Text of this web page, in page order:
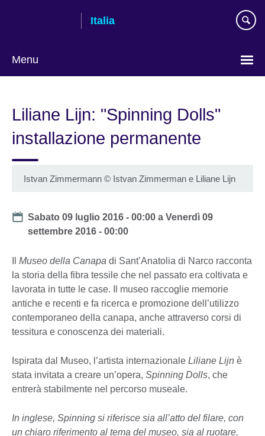
Italia
Menu
Liliane Lijn: "Spinning Dolls"
installazione permanente
Istvan Zimmermann © Istvan Zimmerman e Liliane Lijn
Date
Sabato 09 luglio 2016 - 00:00 aVenerdì 09
settembre 2016 - 00:00
Museo della Canapa di Sant’Anatolia di Narco racconta
la storia della fibra tessile che nel passato era coltivata e
lavorata in tutte le case. Il museo raccoglie memorie
antiche e recenti e fa ricerca e promozione dell’utilizzo
contemporaneo della canapa, anche attraverso corsi di
tessitura e conoscenza dei materiali.
Ispirata dal Museo, l’artista internazionale Liliane Lijn è
stata invitata a creare un’opera, Spinning Dolls, che
entrerà stabilmente nel percorso museale.
In inglese, Spinning si riferisce sia all’atto del filare, con
un chiaro riferimento al tema del museo, sia al ruotare,